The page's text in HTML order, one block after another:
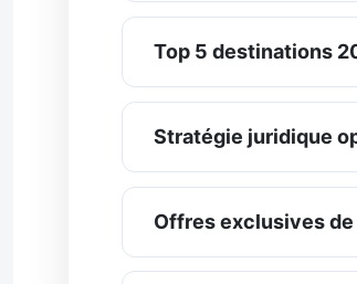
Top 5 destinations
Stratégie juridique
Offres exclusives de